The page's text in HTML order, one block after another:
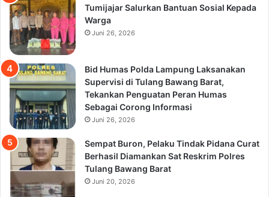
Tumijajar Salurkan Bantuan Sosial Kepada
Warga
Juni 26, 2026
Bid Humas Polda Lampung Laksanakan
Supervisi di Tulang Bawang Barat,
Tekankan Penguatan Peran Humas
Sebagai Corong Informasi
Juni 26, 2026
Sempat Buron, Pelaku Tindak Pidana Curat
Berhasil Diamankan Sat Reskrim Polres
Tulang Bawang Barat
Juni 20, 2026